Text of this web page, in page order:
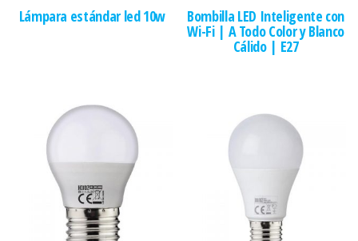
Lámpara estándar led 10w Bombilla LED Inteligente con
Wi-Fi | A Todo Color y Blanco
Cálido | E27